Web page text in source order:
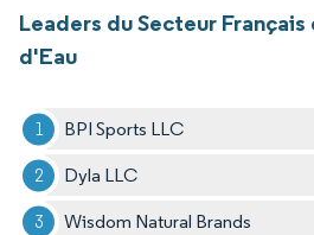
Leaders du Secteur Français
d'Eau
BPI Sports LLC
Dyla LLC
Wisdom Natural Brands